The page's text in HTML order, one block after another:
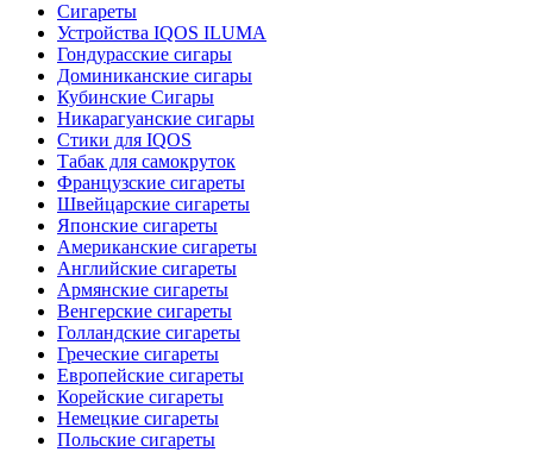
Сигареты
Устройства IQOS ILUMA
Гондурасские сигары
Доминиканские сигары
Кубинские Сигары
Никарагуанские сигары
Стики для IQOS
Табак для самокруток
Французские сигареты
Швейцарские сигареты
Японские сигареты
Американские сигареты
Английские сигареты
Армянские сигареты
Венгерские сигареты
Голландские сигареты
Греческие сигареты
Европейские сигареты
Корейские сигареты
Немецкие сигареты
Польские сигареты